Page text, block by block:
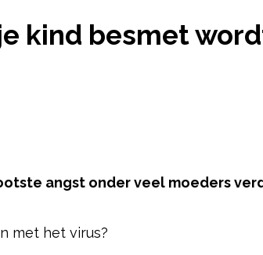
kind besmet
angst onder veel moeders
met het virus?